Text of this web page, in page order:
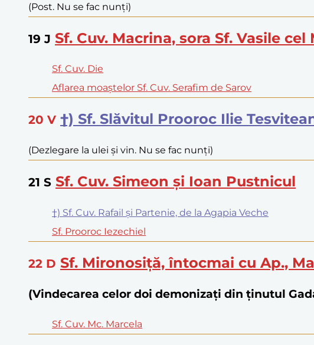
(Post. Nu se fac nunți)
19 J Sf. Cuv. Macrina, sora Sf. Vasile cel
Sf. Cuv. Die
Aflarea moaștelor Sf. Cuv. Serafim de Sarov
20 V †) Sf. Slăvitul Prooroc Ilie
(Dezlegare la ulei și vin. Nu se fac nunți)
21 S Sf. Cuv. Simeon și Ioan Pustnicul
†) Sf. Cuv. Rafail și Partenie, de la Agapia Veche
Sf. Prooroc Iezechiel
22 D Sf. Mironosiță, întocmai cu Ap.,
(Vindecarea celor doi demonizați din ținutul
Sf. Cuv. Mc. Marcela